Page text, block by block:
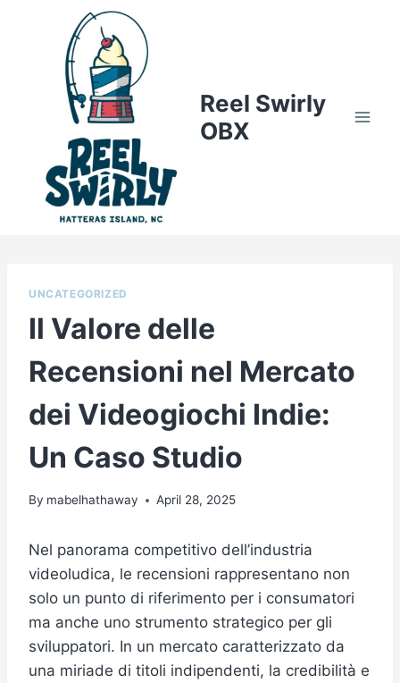
Reel Swirly
OBX
UNCATEGORIZED
Il Valore delle
Recensioni nel Mercato
dei Videogiochi Indie:
Un Caso Studio
By mabelhathaway April 28, 2025
Nel panorama competitivo dell’industria
videoludica, le recensioni rappresentano non
solo un punto di riferimento per i consumatori
ma anche uno strumento strategico per gli
sviluppatori. In un mercato caratterizzato da
una miriade di titoli indipendenti, la credibilità e